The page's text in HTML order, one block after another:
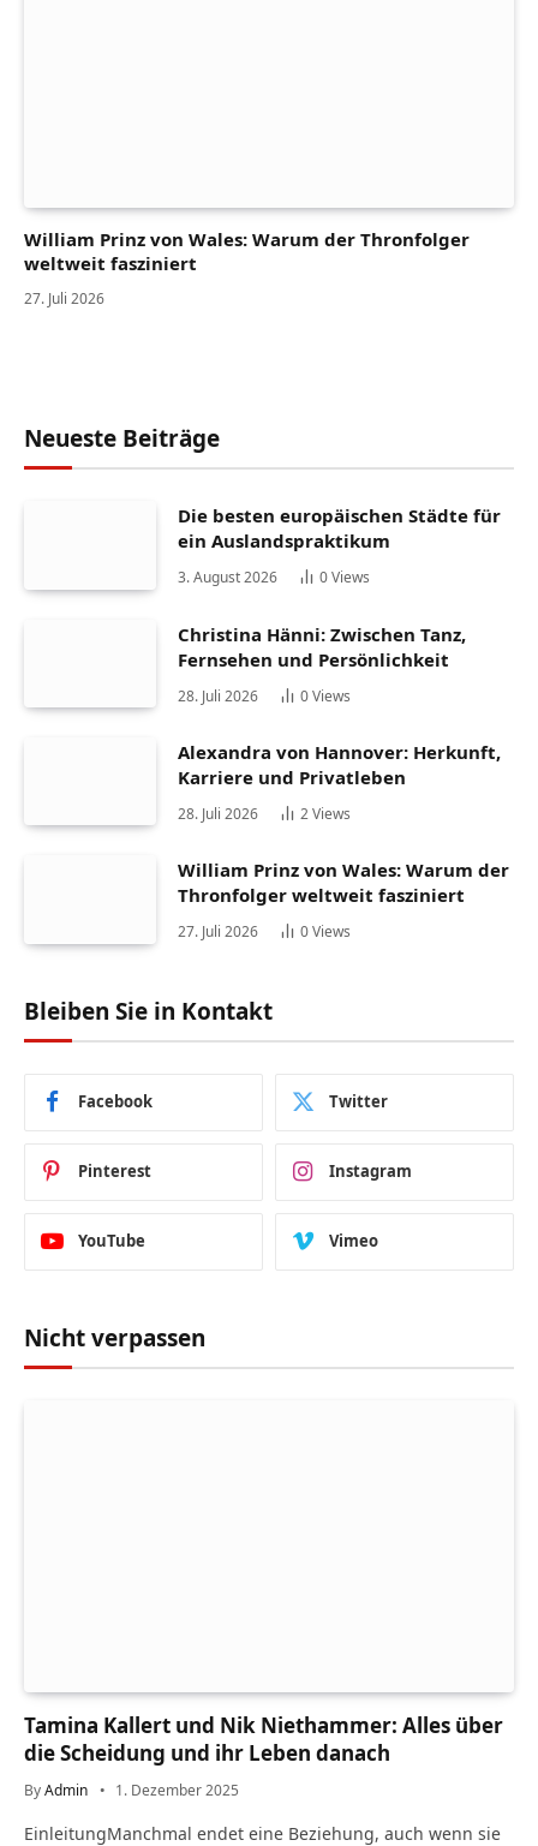
William Prinz von Wales: Warum der Thronfolger
weltweit fasziniert
27. Juli 2026
Neueste Beiträge
Die besten europäischen Städte für
ein Auslandspraktikum
3. August 2026 0Views
Christina Hänni: Zwischen Tanz,
Fernsehen und Persönlichkeit
28. Juli 2026 0Views
Alexandra von Hannover: Herkunft,
Karriere und Privatleben
28. Juli 2026 2Views
William Prinz von Wales: Warum der
Thronfolger weltweit fasziniert
27. Juli 2026 0Views
Bleiben Sie in Kontakt
Facebook Twitter
Pinterest Instagram
YouTube Vimeo
Nicht verpassen
Tamina Kallert und Nik Niethammer: Alles über
die Scheidung und ihr Leben danach
ByAdmin 1. Dezember 2025
EinleitungManchmal endet eine Beziehung, auch wenn sie